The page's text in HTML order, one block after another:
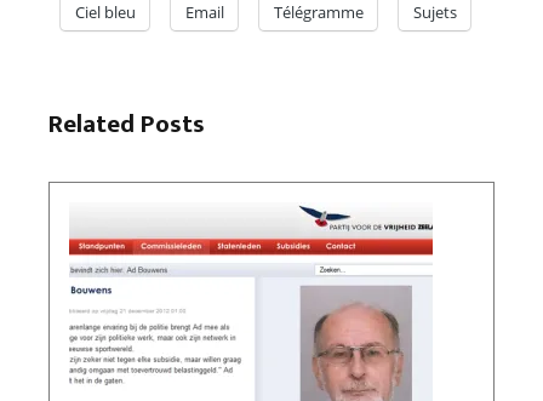
Ciel bleu Email Télégramme Sujets
Related Posts